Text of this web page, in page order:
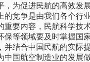
，为促进民航的高效发
的竞争是由我们各个行
重要内容，民航科学技
保等领域要及时掌握国
并结合中国民航的实际
中国航空制造业的发展